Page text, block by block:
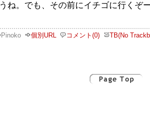
うね。でも、その前にイチゴに行くぞ
Pinoko 個別URL コメント(0) TB(No